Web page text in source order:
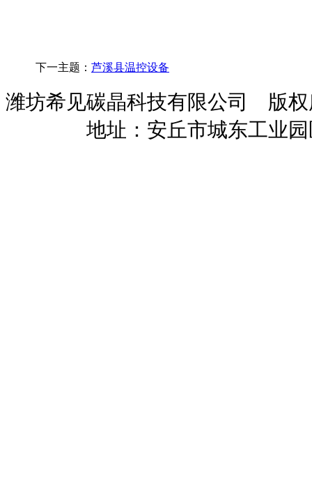
下一主题： 芦溪县温控设备
潍坊希见碳晶科技有限公司
地址：安丘市城东工业